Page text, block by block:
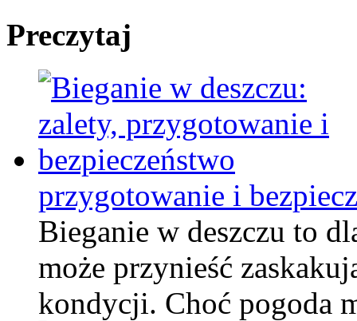
Preczytaj
przygotowanie i
Bieganie w deszczu to
może przynieść
kondycji. Choć pogoda